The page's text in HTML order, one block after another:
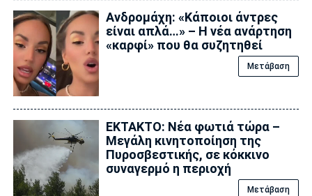
Ανδρομάχη: «Κάποιοι άντρες
είναι απλά…» – Η νέα ανάρτηση
«καρφί» που θα συζητηθεί
Μετάβαση
ΕΚΤΑΚΤΟ: Νέα φωτιά τώρα –
Μεγάλη κινητοποίηση της
Πυροσβεστικής, σε κόκκινο
συναγερμό η περιοχή
Μετάβαση